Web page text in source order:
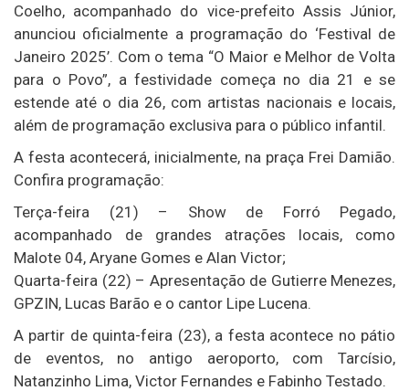
Coelho, acompanhado do vice-prefeito Assis Júnior,
anunciou oficialmente a programação do ‘Festival de
Janeiro 2025’. Com o tema “O Maior e Melhor de Volta
para o Povo”, a festividade começa no dia 21 e se
estende até o dia 26, com artistas nacionais e locais,
além de programação exclusiva para o público infantil.
A festa acontecerá, inicialmente, na praça Frei Damião.
Confira programação:
Terça-feira (21) – Show de Forró Pegado,
acompanhado de grandes atrações locais, como
Malote 04, Aryane Gomes e Alan Victor;
Quarta-feira (22) – Apresentação de Gutierre Menezes,
GPZIN, Lucas Barão e o cantor Lipe Lucena.
A partir de quinta-feira (23), a festa acontece no pátio
de eventos, no antigo aeroporto, com Tarcísio,
Natanzinho Lima, Victor Fernandes e Fabinho Testado.